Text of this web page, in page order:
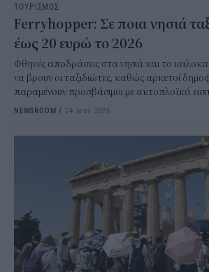
ΤΟΥΡΙΣΜΟΣ
Ferryhopper: Σε ποια νησιά
έως 20 ευρώ το 2026
Φθηνές αποδράσεις στα νησιά και το
να βρουν οι ταξιδιώτες, καθώς αρκετοί
παραμένουν προσβάσιμοι με ακτοπλοϊκά
NEWSROOM / 24 Ιουν 2026